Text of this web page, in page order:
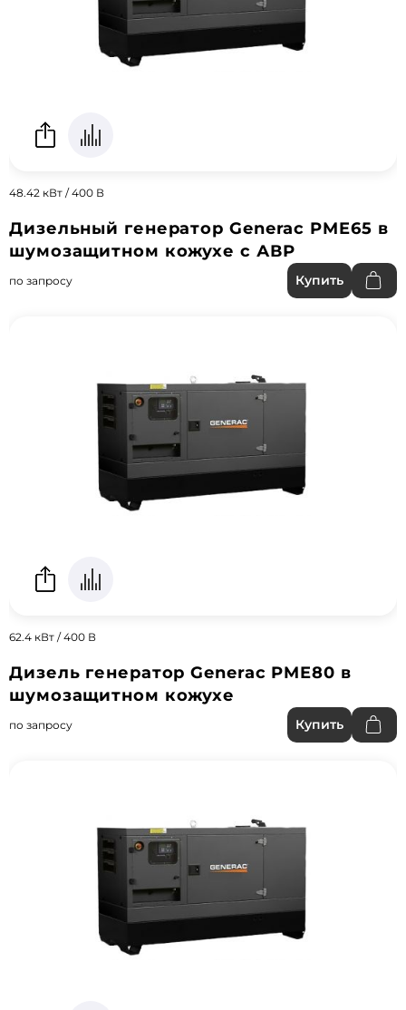
48.42 кВт / 400 В
Дизельный генератор Generac PME65 в
шумозащитном кожухе с АВР
по запросу Купить
62.4 кВт / 400 В
Дизель генератор Generac PME80 в
шумозащитном кожухе
по запросу Купить